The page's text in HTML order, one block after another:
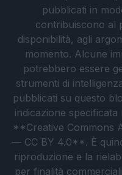
pubblicati in
contribuiscono al
disponibilità, agli
momento. Alcune
potrebbero essere
strumenti di
pubblicati su questo
indicazione
**Creative Commons
— CC BY 4.0**. È
riproduzione e la
per finalità